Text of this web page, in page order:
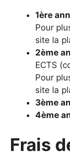
1ère
Pour
site la
2ème
ECTS
Pour
site la
3ème
4ème
Frais